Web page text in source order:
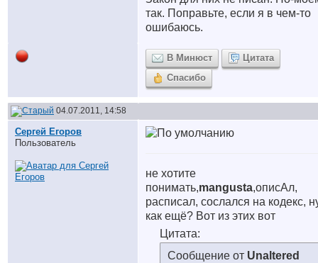
так. Поправьте, если я в чем-то
ошибаюсь.
В Минюст
Цитата
Спасибо
04.07.2011, 14:58
Сергей Егоров
Пользователь
не хотите
понимать,mangusta,описАл,
расписал, сослался на кодекс,
как ещё? Вот из этих вот
Цитата:
Сообщение от Unaltered